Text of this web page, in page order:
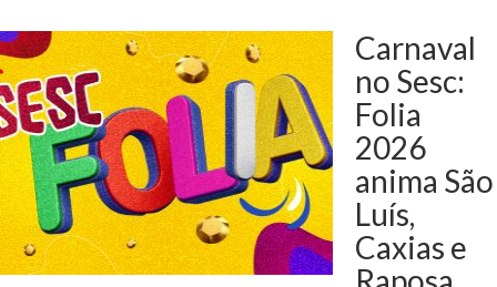
Carnaval
no Sesc:
Folia
2026
anima São
Luís,
Caxias e